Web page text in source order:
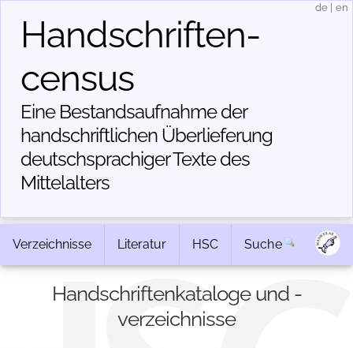
Handschriften­
census
Eine Bestandsaufnahme der
handschriftlichen Über­lieferung
deutschsprachiger Texte des
Mittelalters
de en
Verzeichnisse Literatur HSC Suche
Handschriftenkataloge und -
verzeichnisse